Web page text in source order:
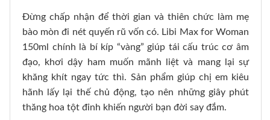
Đừng chấp nhận để thời gian và thiên chức làm mẹ
bào mòn đi nét quyến rũ vốn có. Libi Max for Woman
150ml chính là bí kíp “vàng” giúp tái cấu trúc cơ âm
đạo, khơi dậy ham muốn mãnh liệt và mang lại sự
khăng khít ngay tức thì. Sản phẩm giúp chị em kiêu
hãnh lấy lại thế chủ động, tạo nên những giây phút
thăng hoa tột đỉnh khiến người bạn đời say đắm.